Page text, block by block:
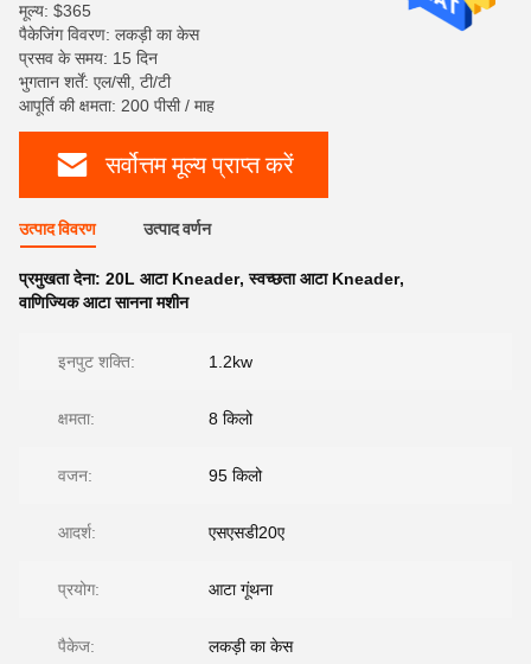
मूल्य: $365
पैकेजिंग विवरण: लकड़ी का केस
प्रसव के समय: 15 दिन
भुगतान शर्तें: एल/सी, टी/टी
आपूर्ति की क्षमता: 200 पीसी / माह
सर्वोत्तम मूल्य प्राप्त करें
उत्पाद विवरण उत्पाद वर्णन
प्रमुखता देना: 20L आटा Kneader,स्वच्छता आटा Kneader,
वाणिज्यिक आटा सानना मशीन
इनपुट शक्ति: 1.2kw
क्षमता: 8 किलो
वजन: 95 किलो
आदर्श: एसएसडी20ए
प्रयोग: आटा गूंथना
पैकेज: लकड़ी का केस